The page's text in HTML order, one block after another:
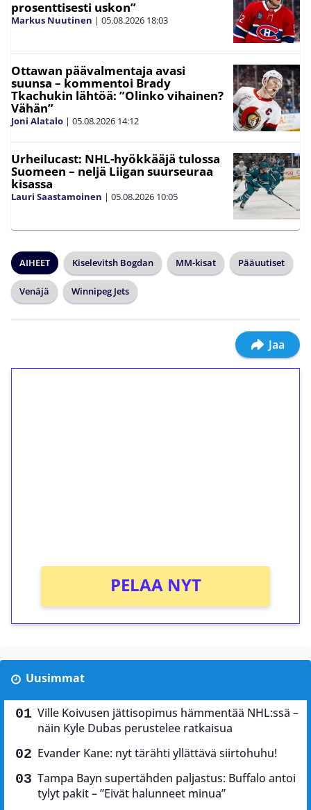
prosenttisesti uskon”
Markus Nuutinen | 05.08.2026 18:03
Ottawan päävalmentaja avasi
suunsa – kommentoi Brady
Tkachukin lähtöä: ”Olinko vihainen?
Vähän”
Joni Alatalo | 05.08.2026 14:12
Urheilucast: NHL-hyökkääjä tulossa
Suomeen – neljä Liigan suurseuraa
kisassa
Lauri Saastamoinen | 05.08.2026 10:05
AIHEET Kiselevitsh Bogdan MM-kisat Pääuutiset
Venäjä Winnipeg Jets
Jaa
PELAA NYT
Uusimmat
Ville Koivusen jättisopimus hämmentää NHL:ssä –
näin Kyle Dubas perustelee ratkaisua
Evander Kane: nyt tärähti yllättävä siirtohuhu!
Tampa Bayn supertähden paljastus: Buffalo antoi
tylyt pakit – ”Eivät halunneet minua”